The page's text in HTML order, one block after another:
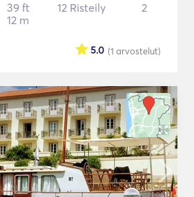
39 ft
12 m
12 Risteily 2
(1 arvostelut)
5.0